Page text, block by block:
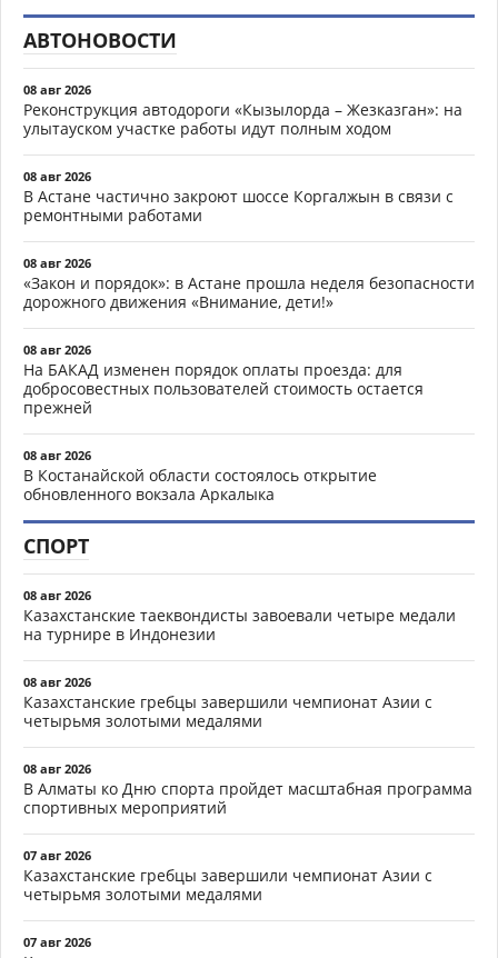
АВТОНОВОСТИ
08 авг 2026
Реконструкция автодороги «Кызылорда – Жезказган»: на
улытауском участке работы идут полным ходом
08 авг 2026
В Астане частично закроют шоссе Коргалжын в связи с
ремонтными работами
08 авг 2026
«Закон и порядок»: в Астане прошла неделя безопасности
дорожного движения «Внимание, дети!»
08 авг 2026
На БАКАД изменен порядок оплаты проезда: для
добросовестных пользователей стоимость остается
прежней
08 авг 2026
В Костанайской области состоялось открытие
обновленного вокзала Аркалыка
СПОРТ
08 авг 2026
Казахстанские таеквондисты завоевали четыре медали
на турнире в Индонезии
08 авг 2026
Казахстанские гребцы завершили чемпионат Азии с
четырьмя золотыми медалями
08 авг 2026
В Алматы ко Дню спорта пройдет масштабная программа
спортивных мероприятий
07 авг 2026
Казахстанские гребцы завершили чемпионат Азии с
четырьмя золотыми медалями
07 авг 2026